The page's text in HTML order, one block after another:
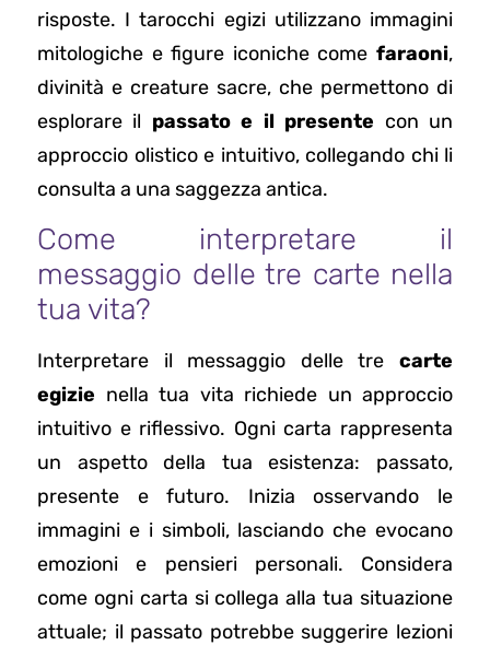
risposte. I tarocchi egizi utilizzano immagini
mitologiche e figure iconiche come faraoni,
divinità e creature sacre, che permettono di
esplorare il passato e il presente con un
approccio olistico e intuitivo, collegando chi li
consulta a una saggezza antica.
Come interpretare il
messaggio delle tre carte nella
tua vita?
Interpretare il messaggio delle tre carte
egizie nella tua vita richiede un approccio
intuitivo e riflessivo. Ogni carta rappresenta
un aspetto della tua esistenza: passato,
presente e futuro. Inizia osservando le
immagini e i simboli, lasciando che evocano
emozioni e pensieri personali. Considera
come ogni carta si collega alla tua situazione
attuale; il passato potrebbe suggerire lezioni